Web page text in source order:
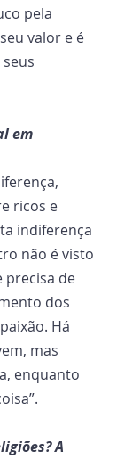
pela
valor e é
em
ricos e
indiferença
não é visto
precisa de
dos
Há
mas
enquanto
A